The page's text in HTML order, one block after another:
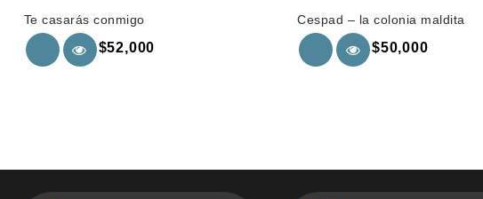
out
of
5
Te casarás conmigo
$52,000
out
of
5
Cespad – la colonia maldita
$50,000